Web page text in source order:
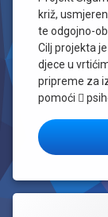
križ,
te odgojno-
Cilj projekta
djece u
pripreme za
pomoći 